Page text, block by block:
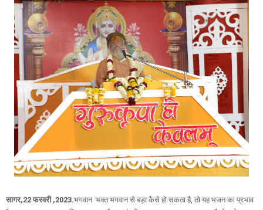
सागर,22 फरवरी ,2023.भगवान भक्त भगवान से बड़ा कैसे हो सकता है, तो यह भजन का प्रभाव